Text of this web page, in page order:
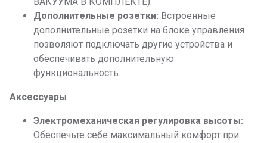
Дополнительные розетки: Встроенные
дополнительные розетки на блоке управления
позволяют подключать другие устройства и
обеспечивать дополнительную
функциональность.
Аксессуары
Электромеханическая регулировка высоты:
Обеспечьте себе максимальный комфорт при